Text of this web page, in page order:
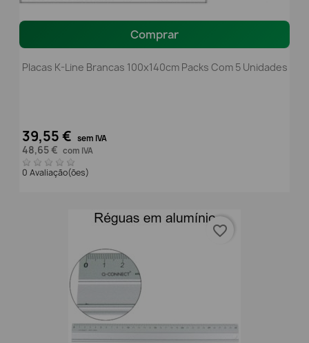
Comprar
Placas K-Line Brancas 100x140cm Packs Com 5 Unidades
39,55 € sem IVA
48,65 € com IVA
0 Avaliação(ões)
favorite_border